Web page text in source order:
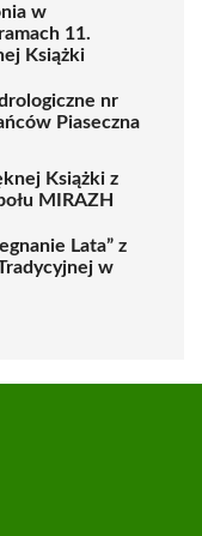
w
11.
Książki
nr
Piaseczna
Książki z
MIRAZH
Lata” z
w